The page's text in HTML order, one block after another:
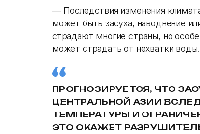
— Последствия изменения
может быть засуха, наводнение
страдают многие страны, но
может страдать от нехватки воды.
ПРОГНОЗИРУЕТСЯ, ЧТО
ЦЕНТРАЛЬНОЙ АЗИИ
ТЕМПЕРАТУРЫ И
ЭТО ОКАЖЕТ